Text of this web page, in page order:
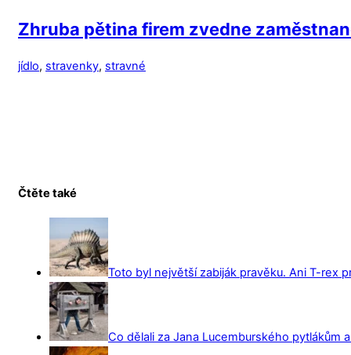
Zhruba pětina firem zvedne
jídlo, stravenky, stravné
Čtěte také
Toto byl největší zabiják pravěku. Ani T-rex
Co dělali za Jana Lucemburského pytlákům